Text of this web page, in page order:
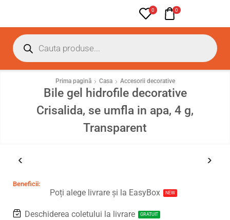
0 0
Prima pagină Casa Accesorii decorative
Bile gel hidrofile decorative
Crisalida, se umfla in apa, 4 g,
Transparent
Beneficii:
Poți alege livrare și la EasyBox NEW
Deschiderea coletului la livrare GRATUIT